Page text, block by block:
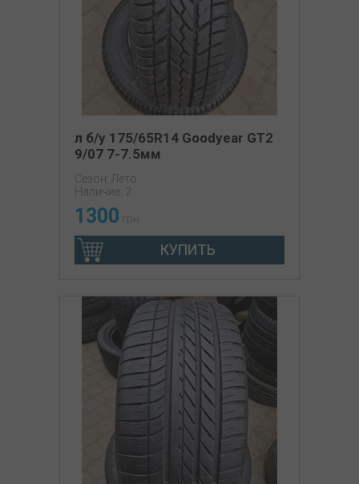
л б/у 175/65R14 Goodyear GT2
9/07 7-7.5мм
Сезон: Лето
Наличие: 2
1300 грн
КУПИТЬ